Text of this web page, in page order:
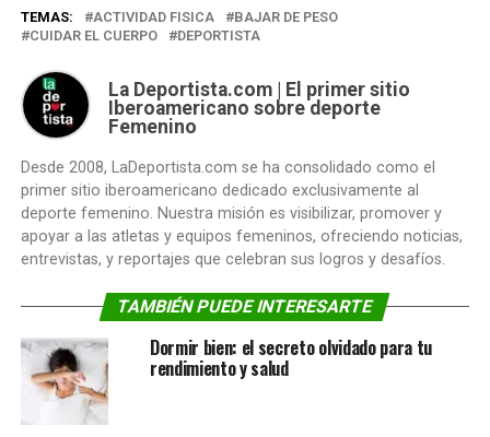
TEMAS: ACTIVIDAD FISICA
BAJAR DE PESO
CUIDAR EL CUERPO
DEPORTISTA
La Deportista.com | El primer sitio
Iberoamericano sobre deporte
Femenino
Desde 2008, LaDeportista.com se ha consolidado como el
primer sitio iberoamericano dedicado exclusivamente al
deporte femenino. Nuestra misión es visibilizar, promover y
apoyar a las atletas y equipos femeninos, ofreciendo noticias,
entrevistas, y reportajes que celebran sus logros y desafíos.
TAMBIÉN PUEDE INTERESARTE
Dormir bien: el secreto olvidado para tu
rendimiento y salud